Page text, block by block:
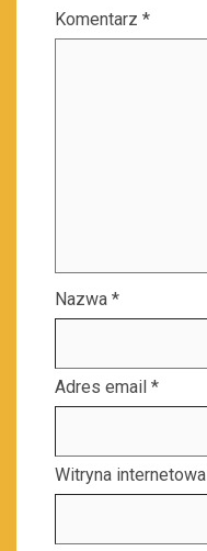
Komentarz *
Nazwa *
Adres email *
Witryna internetowa